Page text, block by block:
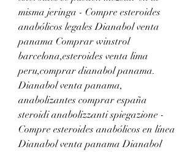
misma jeringa - Compre esteroides
anabólicos legales Dianabol venta
panama Comprar winstrol
barcelona,esteroides venta lima
peru,comprar dianabol panama.
Dianabol venta panama,
anabolizantes comprar españa
steroidi anabolizzanti spiegazione -
Compre esteroides anabólicos en línea
Dianabol venta panama Dianabol